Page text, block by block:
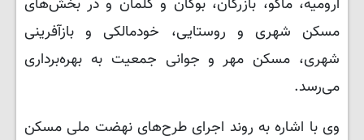
ارومیه، ماکو، بازرگان، بوکان و گلمان و در بخش‌های
مسکن شهری و روستایی، خودمالکی و بازآفرینی
شهری، مسکن مهر و جوانی جمعیت به بهره‌برداری
می‌رسد.
وی با اشاره به روند اجرای طرح‌های نهضت ملی مسکن